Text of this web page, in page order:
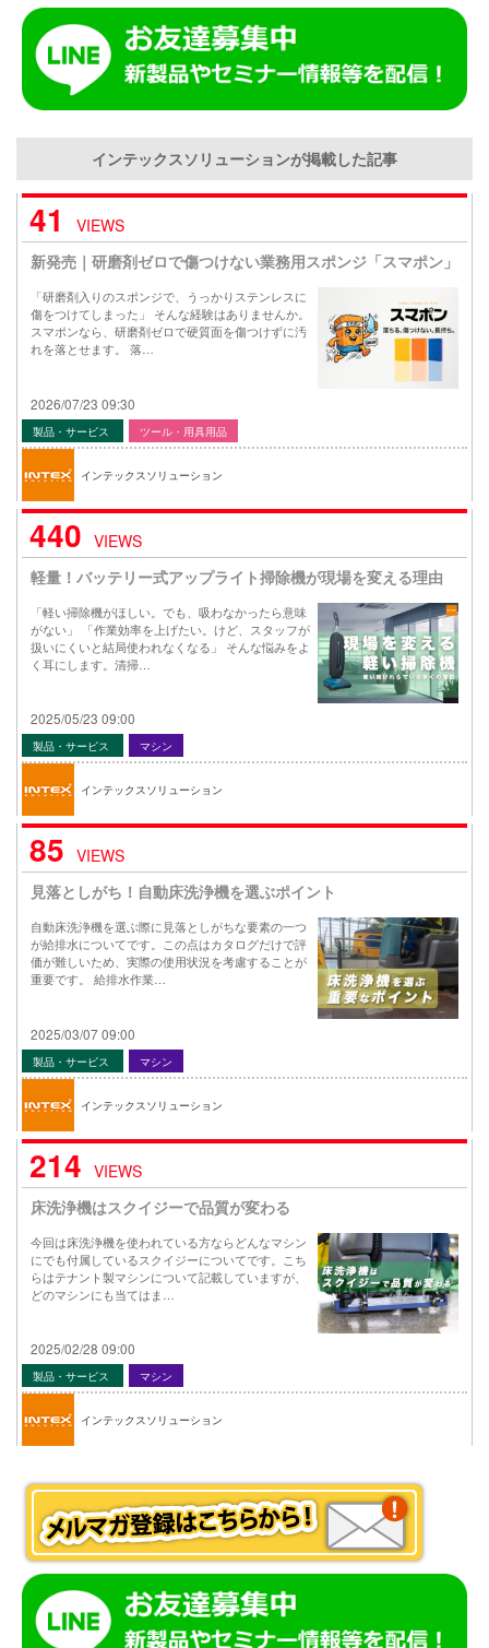
インテックスソリューションが掲載した記事
41
VIEWS
新発売｜研磨剤ゼロで傷つけない業務用スポンジ「スマポン」
「研磨剤入りのスポンジで、うっかりステンレスに
傷をつけてしまった」 そんな経験はありませんか。
スマポンなら、研磨剤ゼロで硬質面を傷つけずに汚
れを落とせます。 落…
2026/07/23 09:30
製品・サービス ツール・用具用品
インテックスソリューション
440 VIEWS
軽量！バッテリー式アップライト掃除機が現場を変える理由
「軽い掃除機がほしい。でも、吸わなかったら意味
がない」 「作業効率を上げたい。けど、スタッフが
扱いにくいと結局使われなくなる」 そんな悩みをよ
く耳にします。清掃…
2025/05/23 09:00
製品・サービス マシン
インテックスソリューション
85 VIEWS
見落としがち！自動床洗浄機を選ぶポイント
自動床洗浄機を選ぶ際に見落としがちな要素の一つ
が給排水についてです。この点はカタログだけで評
価が難しいため、実際の使用状況を考慮することが
重要です。 給排水作業…
2025/03/07 09:00
製品・サービス マシン
インテックスソリューション
214 VIEWS
床洗浄機はスクイジーで品質が変わる
今回は床洗浄機を使われている方ならどんなマシン
にでも付属しているスクイジーについてです。こち
らはテナント製マシンについて記載していますが、
どのマシンにも当てはま…
2025/02/28 09:00
製品・サービス マシン
インテックスソリューション